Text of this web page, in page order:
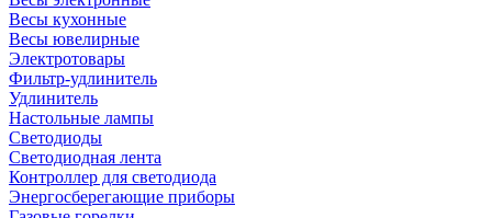
Весы кухонные
Весы ювелирные
Электротовары
Фильтр-удлинитель
Удлинитель
Настольные лампы
Светодиоды
Светодиодная лента
Контроллер для светодиода
Энергосберегающие приборы